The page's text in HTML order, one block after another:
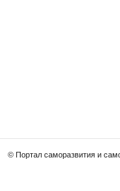
© Портал саморазвития и